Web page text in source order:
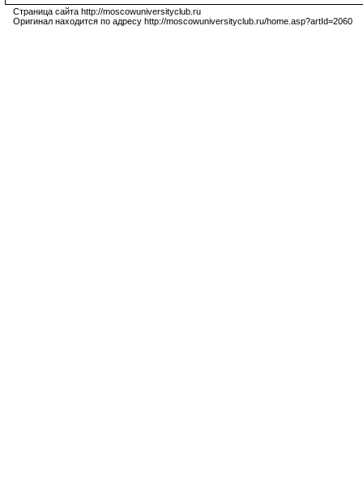
Страница сайта http://moscowuniversityclub.ru
Оригинал находится по адресу http://moscowuniversityclub.ru/home.asp?artId=2060